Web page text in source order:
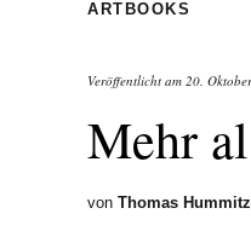
ARTBOOKS
Veröffentlicht am 20.
Mehr
von Thomas